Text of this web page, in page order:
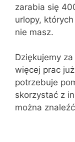
zarabia się
urlopy,
nie masz.
Dziękujemy
więcej prac
potrzebuje
skorzystać z
można